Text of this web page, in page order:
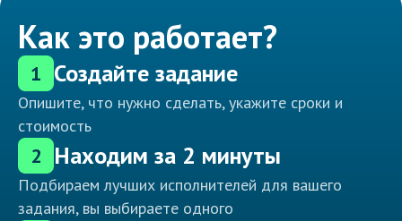
Как это работает?
1 Создайте задание
Опишите, что нужно сделать, укажите сроки и
стоимость
2 Находим за 2 минуты
Подбираем лучших исполнителей для вашего
задания, вы выбираете одного